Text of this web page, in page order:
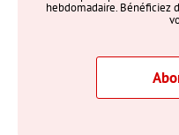
hebdomadaire. Bénéficiez